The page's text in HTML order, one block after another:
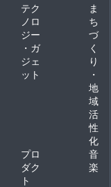
テク
ノロ
ジー
・ガ
ジェ
ット
ま
ち
づ
く
り
・
地
域
活
性
化
プロ
ダク
ト
音
楽